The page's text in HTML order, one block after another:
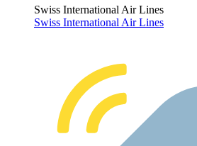
Swiss International Air Lines
Swiss International Air Lines